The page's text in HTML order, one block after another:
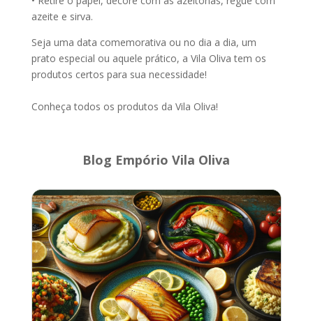
azeite e sirva.
Seja uma data comemorativa ou no dia a dia, um
prato especial ou aquele prático, a Vila Oliva tem os
produtos certos para sua necessidade!
Conheça todos os produtos da Vila Oliva!
Blog Empório Vila Oliva